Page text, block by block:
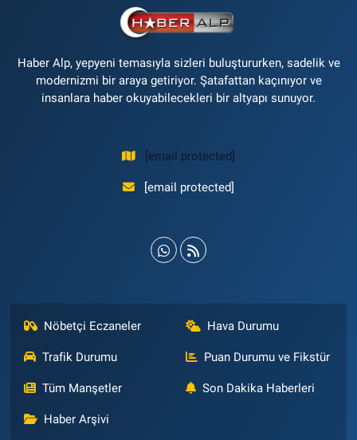
Haber Alp, yepyeni temasıyla sizleri buluştururken, sadelik ve
modernizmi bir araya getiriyor. Şatafattan kaçınıyor ve
insanlara haber okuyabilecekleri bir altyapı sunuyor.
[email protected]
[email protected]
Nöbetçi Eczaneler Hava Durumu
Trafik Durumu Puan Durumu ve Fikstür
Tüm Manşetler Son Dakika Haberleri
Haber Arşivi